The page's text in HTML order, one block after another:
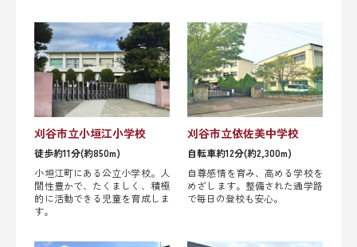
刈谷市立小垣江小学校
徒歩約11分(約850m)
小垣江町にある公立小学校。人
間性豊かで、たくましく、積極
的に活動できる児童を育成しま
す。
刈谷市立依佐美中学校
自転車約12分(約2,300m)
自尊感情を育み、高める学校を
めざします。整備された通学路
で毎日の登校も安心。